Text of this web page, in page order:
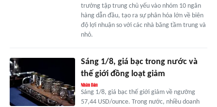
trưởng tập trung chủ yếu vào nhóm 10 ngân
hàng dẫn đầu, tạo ra sự phân hóa lớn về biên
độ lợi nhuận so với các nhà băng tầm trung và
nhỏ.
Sáng 1/8, giá bạc trong nước và
thế giới đồng loạt giảm
Sáng 1/8, giá bạc thế giới giảm về ngưỡng
57,44 USD/ounce. Trong nước, nhiều doanh